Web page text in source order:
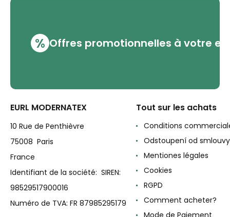
% Offres promotionnelles à votre
EURL MODERNATEX
10 Rue de Penthièvre
75008 Paris
France
Identifiant de la société: SIREN:
98529517900016
Numéro de TVA: FR 87985295179
Tout sur les achats
Conditions
Odstoupení od smlouvy
Mentiones légales
Cookies
RGPD
Comment acheter?
Mode de Paiement